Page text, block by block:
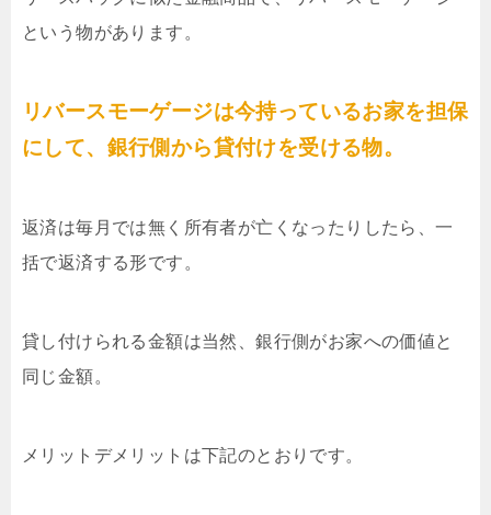
という物があります。
リバースモーゲージは今持っているお家を担保
にして、銀行側から貸付けを受ける物。
返済は毎月では無く所有者が亡くなったりしたら、一
括で返済する形です。
貸し付けられる金額は当然、銀行側がお家への価値と
同じ金額。
メリットデメリットは下記のとおりです。